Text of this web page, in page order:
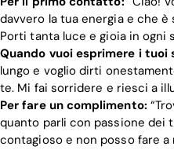
davvero la tua energia e che
Porti tanta luce e gioia in ogni
Quando vuoi esprimere i tuoi
lungo e voglio dirti
te. Mi fai sorridere e riesci a
Per fare un complimento:
quanto parli con passione dei
contagioso e non posso fare